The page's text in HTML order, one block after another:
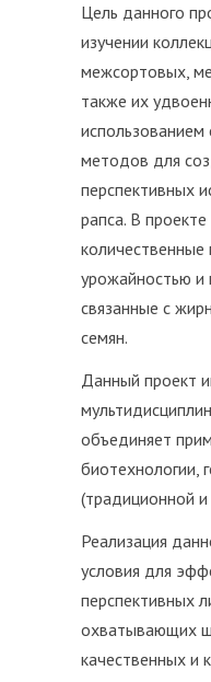
Цель данного
изучении
межсортовых,
также их
методов для
перспективных
рапса. В
количественные
урожайностью и
связанные с
семян.
Данный проект
объединяет
биотехнологии,
(традиционной
Реализация
условия для
перспективных
охватывающих
качественных и